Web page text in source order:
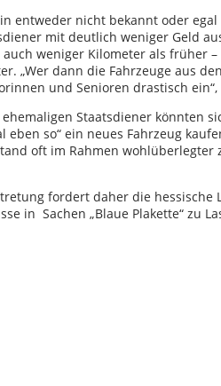
entweder nicht bekannt oder
mit deutlich weniger Geld
weniger Kilometer als früher
„Wer dann die Fahrzeuge aus
und Senioren drastisch
Staatsdiener könnten
eben so“ ein neues Fahrzeug
oft im Rahmen
fordert daher die hessische
in Sachen „Blaue Plakette“ zu